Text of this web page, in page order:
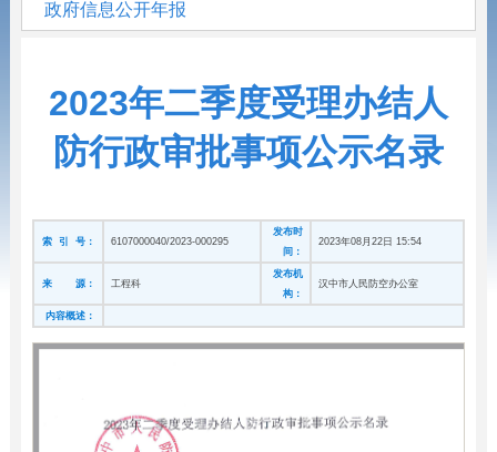
政府信息公开年报
2023年二季度受理办结人
防行政审批事项公示名录
索 引 号： 6107000040/2023-000295
发布时
间：
2023年08月22日 15:54
来 源： 工程科
发布机
构：
汉中市人民防空办公室
内容概述：